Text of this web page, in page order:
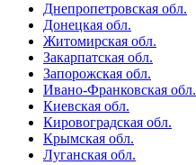
Днепропетровская обл.
Донецкая обл.
Житомирская обл.
Закарпатская обл.
Запорожская обл.
Ивано-Франковская обл.
Киевская обл.
Кировоградская обл.
Крымская обл.
Луганская обл.